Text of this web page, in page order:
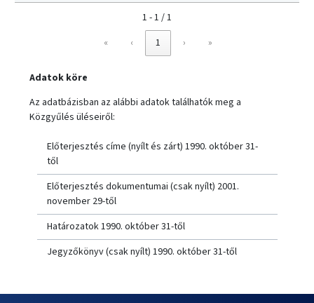
1 - 1 / 1
«
‹ 1 › »
Adatok köre
Az adatbázisban az alábbi adatok találhatók meg a
Közgyűlés üléseiről:
Előterjesztés címe (nyílt és zárt) 1990. október 31-
től
Előterjesztés dokumentumai (csak nyílt) 2001.
november 29-től
Határozatok 1990. október 31-től
Jegyzőkönyv (csak nyílt) 1990. október 31-től